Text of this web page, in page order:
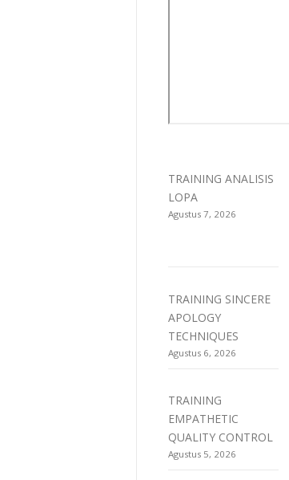
TRAINING ANALISIS
LOPA
Agustus 7, 2026
TRAINING SINCERE
APOLOGY
TECHNIQUES
Agustus 6, 2026
TRAINING
EMPATHETIC
QUALITY CONTROL
Agustus 5, 2026